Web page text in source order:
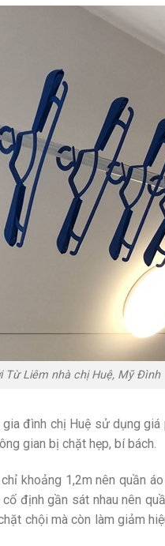
Từ Liêm nhà chị Huệ, Mỹ Đình
đình chị Huệ sử dụng
gian bị chặt hẹp, bí bách.
khoảng 1,2m nên quần
định gần sát nhau nên
chội mà còn làm giảm